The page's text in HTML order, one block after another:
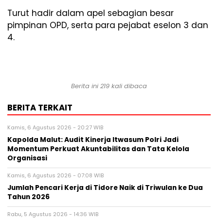
Turut hadir dalam apel sebagian besar
pimpinan OPD, serta para pejabat eselon 3 dan
4.
Berita ini 219 kali dibaca
BERITA TERKAIT
Kamis, 6 Agustus 2026 - 20:27 WIB
Kapolda Malut: Audit Kinerja Itwasum Polri Jadi
Momentum Perkuat Akuntabilitas dan Tata Kelola
Organisasi
Kamis, 6 Agustus 2026 - 07:08 WIB
Jumlah Pencari Kerja di Tidore Naik di Triwulan ke Dua
Tahun 2026
Rabu, 5 Agustus 2026 - 14:36 WIB